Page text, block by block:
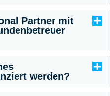
Partner mit
werden?